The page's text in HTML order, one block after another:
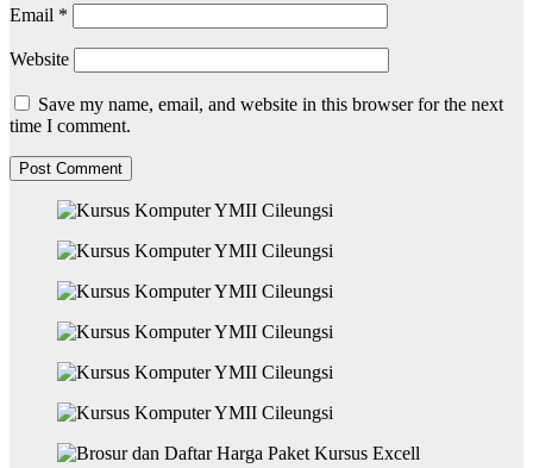
Email *
Website
Save my name, email, and website in this browser for the next
time I comment.